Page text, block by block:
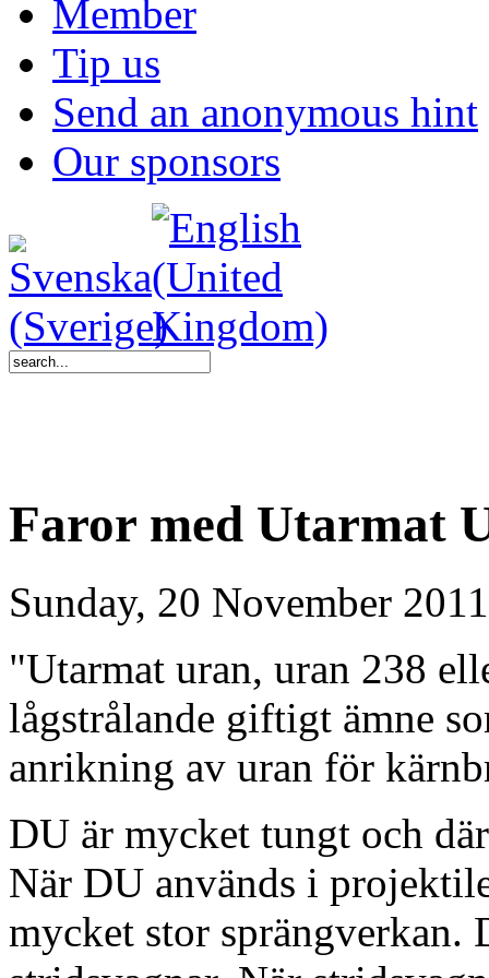
Member
Tip us
Send an anonymous hint
Our sponsors
Faror med Utarmat
Sunday, 20 November
"Utarmat uran, uran 238
lågstrålande giftigt ämne
anrikning av uran för
DU är mycket tungt och
När DU används i
mycket stor sprängverkan.